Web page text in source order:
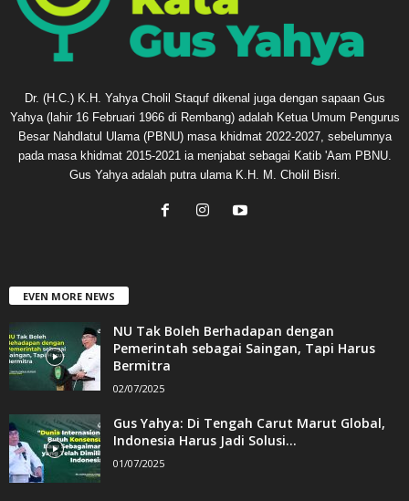
Dr. (H.C.) K.H. Yahya Cholil Staquf dikenal juga dengan sapaan Gus
Yahya (lahir 16 Februari 1966 di Rembang) adalah Ketua Umum Pengurus
Besar Nahdlatul Ulama (PBNU) masa khidmat 2022-2027, sebelumnya
pada masa khidmat 2015-2021 ia menjabat sebagai Katib 'Aam PBNU.
Gus Yahya adalah putra ulama K.H. M. Cholil Bisri.
EVEN MORE NEWS
NU Tak Boleh Berhadapan dengan
Pemerintah sebagai Saingan, Tapi Harus
Bermitra
02/07/2025
Gus Yahya: Di Tengah Carut Marut Global,
Indonesia Harus Jadi Solusi...
01/07/2025